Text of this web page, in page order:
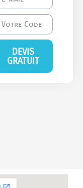
DEVIS
GRATUIT